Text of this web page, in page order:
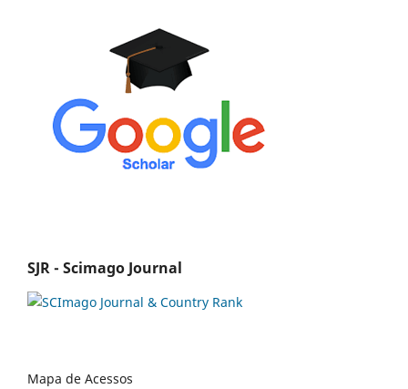
SJR - Scimago Journal
Mapa de Acessos